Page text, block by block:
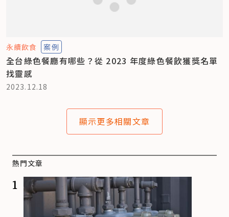
永續飲食 案例
全台綠色餐廳有哪些？從 2023 年度綠色餐飲獲獎名單
找靈感
2023.12.18
顯示更多相關文章
熱門文章
1